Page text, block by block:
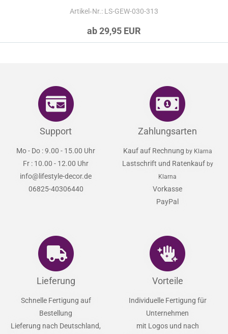
Artikel‑Nr.: LS-GEW-030-313
ab 29,95 EUR
Support
Mo - Do : 9.00 - 15.00 Uhr
Fr : 10.00 - 12.00 Uhr
info@lifestyle-decor.de
06825-40306440
Zahlungsarten
Kauf auf Rechnung by Klarna
Lastschrift und Ratenkauf by
Klarna
Vorkasse
PayPal
Lieferung
Schnelle Fertigung auf
Bestellung
Lieferung nach Deutschland,
Vorteile
Individuelle Fertigung für
Unternehmen
mit Logos und nach